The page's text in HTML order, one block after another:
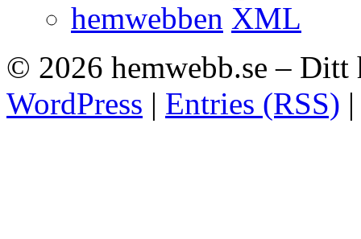
hemwebben
© 2026 hemwebb.se – Ditt
WordPress | Entries (RSS)